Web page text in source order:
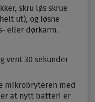
skru løs skrue
ut), og løsne
eller dørkarm.
vent 30 sekunder
mikrobryteren med
at nytt batteri er